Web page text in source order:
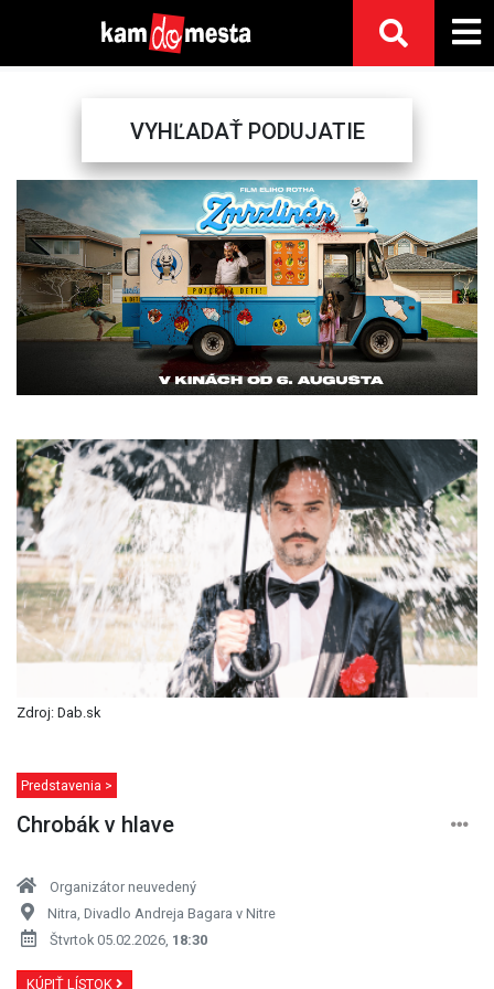
VYHĽADAŤ PODUJATIE
Previous Next
Zdroj: Dab.sk
Predstavenia >
Chrobák v hlave
Organizátor neuvedený
Nitra, Divadlo Andreja Bagara v Nitre
Štvrtok 05.02.2026, 18:30
KÚPIŤ LÍSTOK